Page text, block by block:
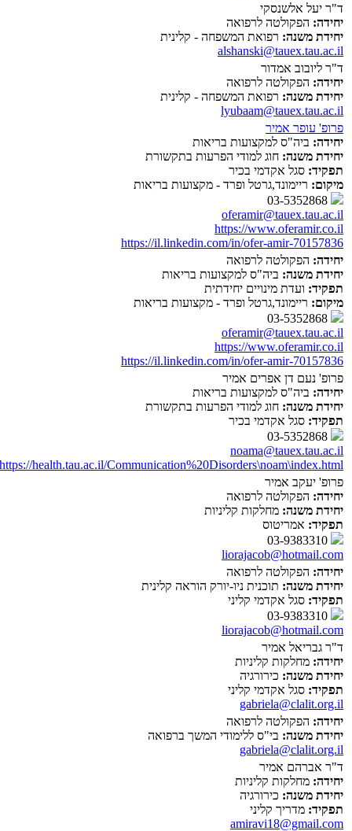
ד"ר יעל אלשנסקי
יחידה: הפקולטה לרפואה
יחידת משנה: רפואת המשפחה - קלינית
alshanski@tauex.tau.ac.il
ד"ר ליובוב אמדור
יחידה: הפקולטה לרפואה
יחידת משנה: רפואת המשפחה - קלינית
lyubaam@tauex.tau.ac.il
פרופ' עופר אמיר
יחידה: ביה"ס למקצועות בריאות
יחידת משנה: חוג למודי הפרעות בתקשורת
תפקיד: סגל אקדמי בכיר
מיקום: ריימונד,גרטל ופרד - מקצועות בריאות
oferamir@tauex.tau.ac.il
https://www.oferamir.co.il
https://il.linkedin.com/in/ofer-amir-70157836
יחידה: הפקולטה לרפואה
יחידת משנה: ביה"ס למקצועות בריאות
תפקיד: ועדת מינויים יחידתית
מיקום: ריימונד,גרטל ופרד - מקצועות בריאות
oferamir@tauex.tau.ac.il
https://www.oferamir.co.il
https://il.linkedin.com/in/ofer-amir-70157836
פרופ' נעם דן אפרים אמיר
יחידה: ביה"ס למקצועות בריאות
יחידת משנה: חוג למודי הפרעות בתקשורת
תפקיד: סגל אקדמי בכיר
noama@tauex.tau.ac.il
https://health.tau.ac.il/Communication%20Disorders\noam\index.html
פרופ' יעקב אמיר
יחידה: הפקולטה לרפואה
יחידת משנה: מחלקות קליניות
תפקיד: אמריטוס
liorajacob@hotmail.com
יחידה: הפקולטה לרפואה
יחידת משנה: תוכנית ניו-יורק הוראה קלינית
תפקיד: סגל אקדמי קליני
liorajacob@hotmail.com
ד"ר גבריאל אמיר
יחידה: מחלקות קליניות
יחידת משנה: כירורגיה
תפקיד: סגל אקדמי קליני
gabriela@clalit.org.il
יחידה: הפקולטה לרפואה
יחידת משנה: בי"ס ללימודי המשך ברפואה
gabriela@clalit.org.il
ד"ר אברהם אמיר
יחידה: מחלקות קליניות
יחידת משנה: כירורגיה
תפקיד: מדריך קליני
amiravi18@gmail.com